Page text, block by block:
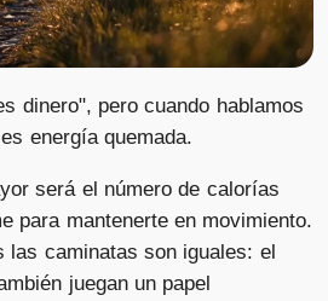
dinero", pero cuando hablamos
energía quemada.
será el número de calorías
para mantenerte en movimiento.
las caminatas son iguales: el
juegan un papel